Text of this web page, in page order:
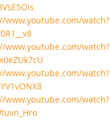
www.youtube.com/watch?
www.youtube.com/watch?
www.youtube.com/watch?
www.youtube.com/watch?